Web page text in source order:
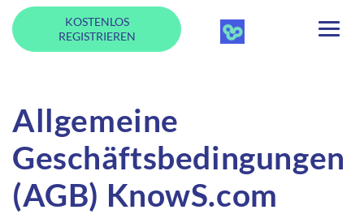
KOSTENLOS
REGISTRIEREN
Allgemeine
Geschäftsbedingungen
(AGB) KnowS.com